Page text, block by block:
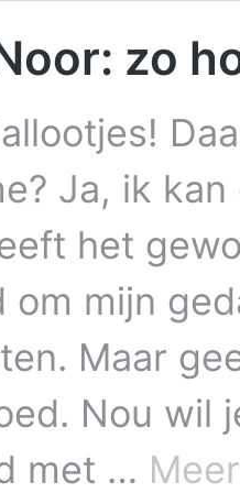
zo
Ja, ik
het
om mijn
Maar
Nou wil
met …